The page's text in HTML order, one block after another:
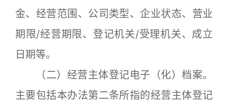
金、经营范围、公司类型、企业状态、营业
期限/经营期限、登记机关/受理机关、成立
日期等。
（二）经营主体登记电子（化）档案。
主要包括本办法第二条所指的经营主体登记